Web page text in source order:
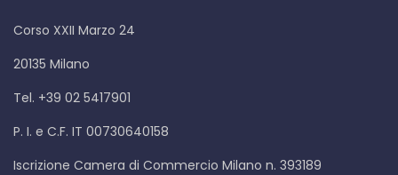
Corso XXII Marzo 24
20135 Milano
Tel. +39 02 5417901
P. I. e C.F. IT 00730640158
Iscrizione Camera di Commercio Milano n. 393189